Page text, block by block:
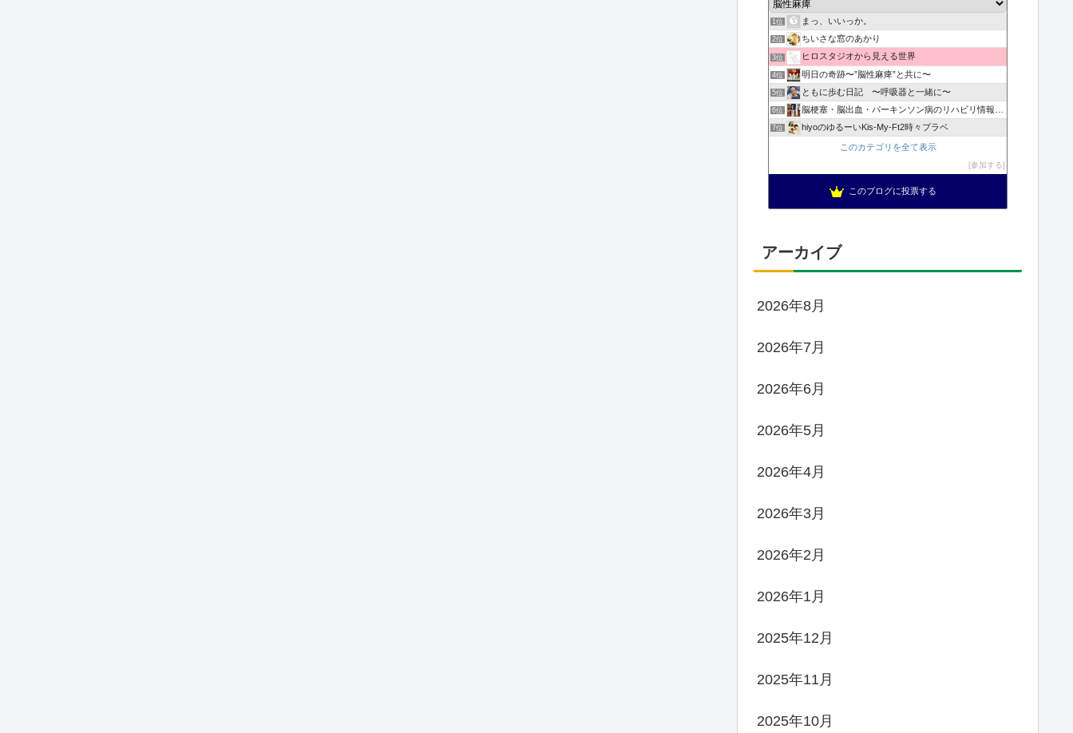
1位 まっ、いいっか。
2位 ちいさな窓のあかり
3位 ヒロスタジオから見える世界
4位 明日の奇跡〜”脳性麻痺”と共に〜
5位 ともに歩む日記 〜呼吸器と一緒に〜
6位 脳梗塞・脳出血・パーキンソン病のリハビリ情報ラボ
7位 hiyoのゆるーいKis-My-Ft2時々プラベ
このカテゴリを全て表示
参加する
このブログに投票する
アーカイブ
2026年8月
2026年7月
2026年6月
2026年5月
2026年4月
2026年3月
2026年2月
2026年1月
2025年12月
2025年11月
2025年10月